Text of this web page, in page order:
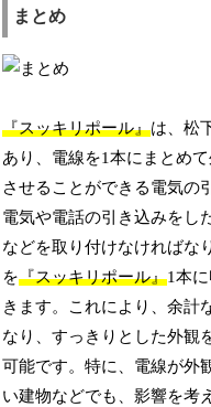
まとめ
『スッキリポール』は、松
あり、電線を1本にまとめ
させることができる電気の
電気や電話の引き込みをし
などを取り付けなければな
を『スッキリポール』1本
きます。これにより、余計
なり、すっきりとした外観
可能です。特に、電線が外
い建物などでも、影響を考